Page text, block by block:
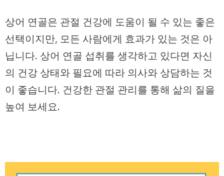
상어 연골은 관절 건강에 도움이 될 수 있는 좋은
선택이지만, 모든 사람에게 효과가 있는 것은 아
닙니다. 상어 연골 섭취를 생각하고 있다면 자신
의 건강 상태와 필요에 따라 의사와 상담하는 것
이 좋습니다. 건강한 관절 관리를 통해 삶의 질을
높여 보세요.